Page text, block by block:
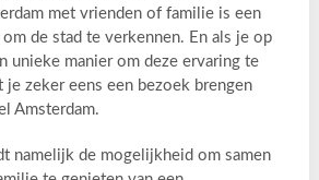
met vrienden of familie is een
de stad te verkennen. En als je op
unieke manier om deze ervaring te
je zeker eens een bezoek brengen
Amsterdam.
namelijk de mogelijkheid om samen